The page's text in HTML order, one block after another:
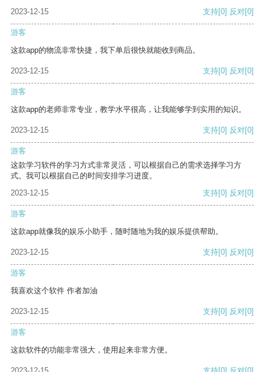
2023-12-15
支持[0] 反对[0]
游客
这款app的物流非常快捷，我下单后很快就能收到商品。
2023-12-15 支持[0] 反对[0]
游客
这款app的老师非常专业，教学水平很高，让我能够学到实用的知识。
2023-12-15 支持[0] 反对[0]
游客
这款学习软件的学习方式非常灵活，可以根据自己的需求选择学习方
式。我可以根据自己的时间安排学习进度。
2023-12-15
支持[0] 反对[0]
游客
这款app就像我的娱乐小助手，随时随地为我的娱乐提供帮助。
2023-12-15 支持[0] 反对[0]
游客
我喜欢这个软件 作者加油
2023-12-15 支持[0] 反对[0]
游客
这款软件的功能非常强大，使用起来非常方便。